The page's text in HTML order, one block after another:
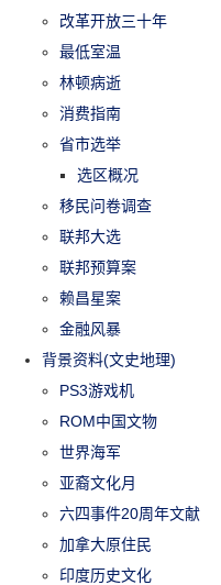
改革开放三十年
最低室温
林顿病逝
消费指南
省市选举
选区概况
移民问卷调查
联邦大选
联邦预算案
赖昌星案
金融风暴
背景资料(文史地理)
PS3游戏机
ROM中国文物
世界海军
亚裔文化月
六四事件20周年文献
加拿大原住民
印度历史文化